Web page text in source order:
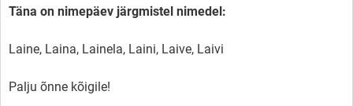
Täna on nimepäev järgmistel nimedel:
Laine, Laina, Lainela, Laini, Laive, Laivi
Palju õnne kõigile!